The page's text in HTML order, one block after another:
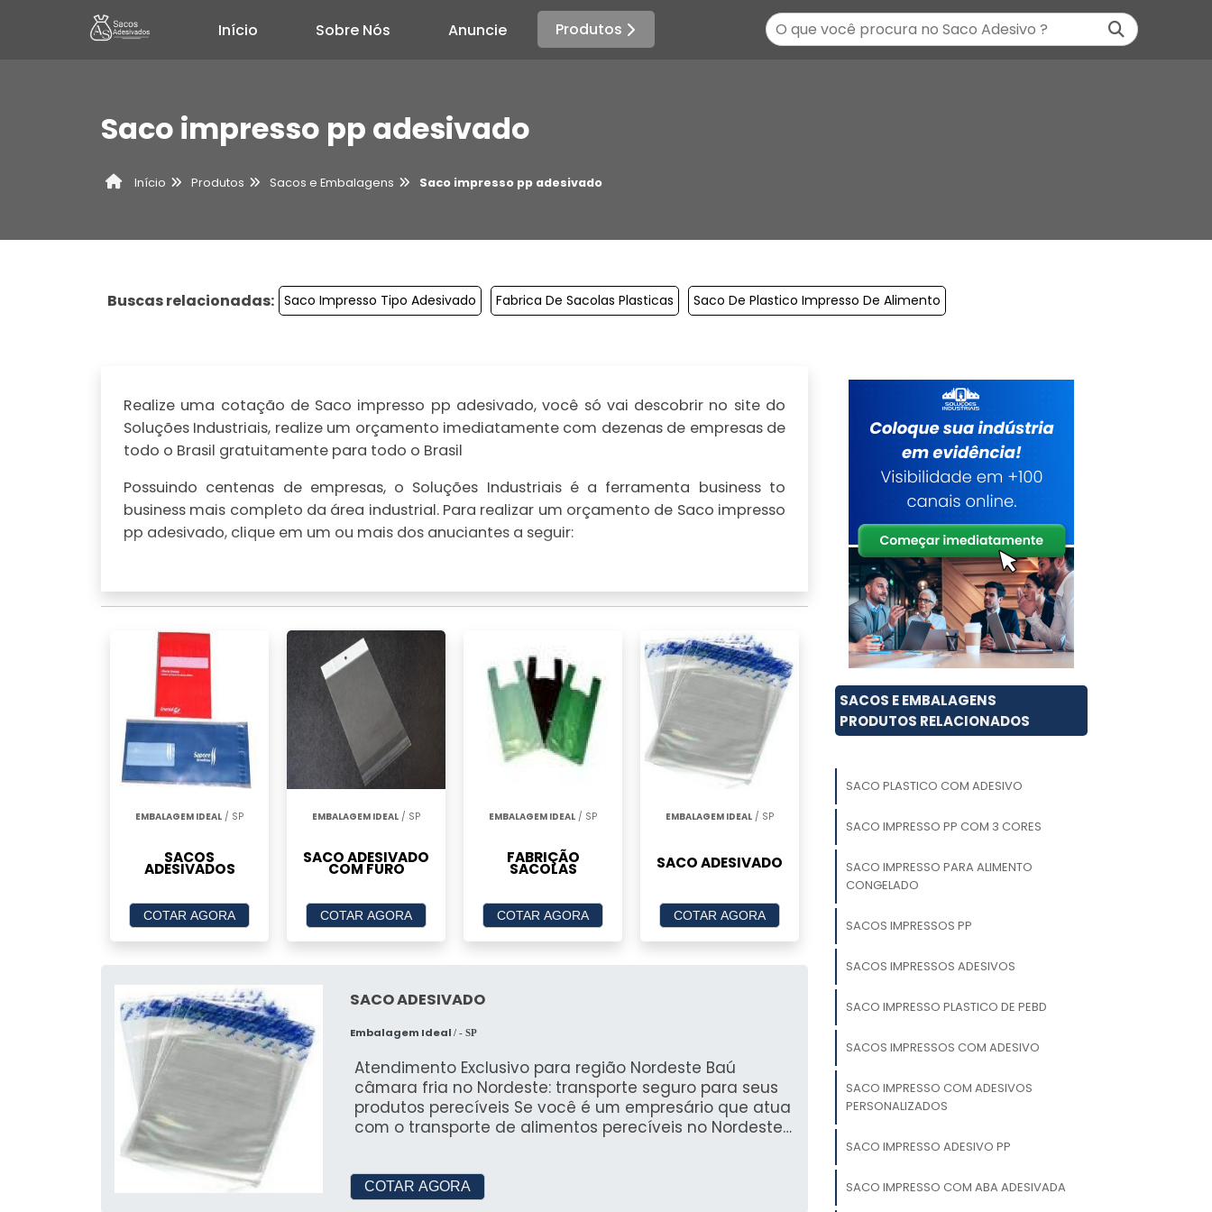
Início Sobre Nós Anuncie Produtos
Saco impresso pp adesivado
Início Produtos Sacos e Embalagens Saco impresso pp adesivado
Buscas relacionadas: Saco Impresso Tipo Adesivado Fabrica De Sacolas Plasticas Saco De Plastico Impresso De Alimento
Realize uma cotação de Saco impresso pp adesivado, você só vai descobrir no site do
Soluções Industriais, realize um orçamento imediatamente com dezenas de empresas de
todo o Brasil gratuitamente para todo o Brasil
Possuindo centenas de empresas, o Soluções Industriais é a ferramenta business to
business mais completo da área industrial. Para realizar um orçamento de Saco impresso
pp adesivado, clique em um ou mais dos anuciantes a seguir:
EMBALAGEM IDEAL / SP
SACOS
ADESIVADOS
COTAR AGORA
EMBALAGEM IDEAL / SP
SACO ADESIVADO
COM FURO
COTAR AGORA
EMBALAGEM IDEAL / SP
FABRIÇÃO
SACOLAS
COTAR AGORA
EMBALAGEM IDEAL / SP
SACO ADESIVADO
COTAR AGORA
SACO ADESIVADO
Embalagem Ideal/ - SP
Atendimento Exclusivo para região Nordeste Baú
câmara fria no Nordeste: transporte seguro para seus
produtos perecíveis Se você é um empresário que atua
com o transporte de alimentos perecíveis no Nordeste
transporte. E uma das melhores maneiras de garantir
isso é por meio do uso de um baú câmara fria. Com o
COTAR AGORA
SACOS E EMBALAGENS
PRODUTOS RELACIONADOS
SACO PLASTICO COM ADESIVO
SACO IMPRESSO PP COM 3 CORES
SACO IMPRESSO PARA ALIMENTO
CONGELADO
SACOS IMPRESSOS PP
SACOS IMPRESSOS ADESIVOS
SACO IMPRESSO PLASTICO DE PEBD
SACOS IMPRESSOS COM ADESIVO
SACO IMPRESSO COM ADESIVOS
PERSONALIZADOS
SACO IMPRESSO ADESIVO PP
SACO IMPRESSO COM ABA ADESIVADA